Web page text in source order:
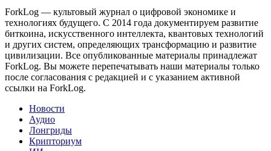
ForkLog — культовый журнал о цифровой экономике и
технологиях будущего. С 2014 года документируем развитие
биткоина, искусственного интеллекта, квантовых технологий
и других систем, определяющих трансформацию и развитие
цивилизации. Все опубликованные материалы принадлежат
ForkLog. Вы можете перепечатывать наши материалы только
после согласования с редакцией и с указанием активной
ссылки на ForkLog.
Новости
Аудио
Лонгриды
Крипториум